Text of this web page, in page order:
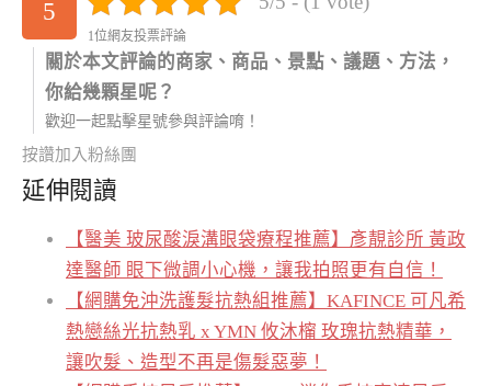
5
1位網友投票評論
關於本文評論的商家、商品、景點、議題、方法，
你給幾顆星呢？
歡迎一起點擊星號參與評論唷！
按讚加入粉絲團
延伸閱讀
【醫美 玻尿酸淚溝眼袋療程推薦】彥靚診所 黃政
達醫師 眼下微調小心機，讓我拍照更有自信！
【網購免沖洗護髮抗熱組推薦】KAFINCE 可凡希
熱戀絲光抗熱乳 x YMN 攸沐橣 玫瑰抗熱精華，
讓吹髮、造型不再是傷髮惡夢！